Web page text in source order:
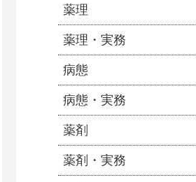
薬理
薬理・実務
病態
病態・実務
薬剤
薬剤・実務